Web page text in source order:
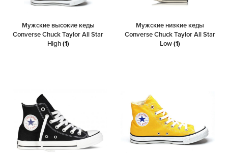
Мужские высокие кеды
Converse Chuck Taylor All Star
High(1)
Мужские низкие кеды
Converse Chuck Taylor All Star
Low(1)